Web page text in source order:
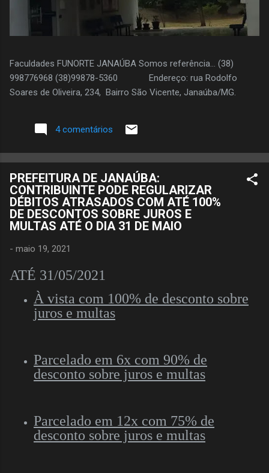
Faculdades FUNORTE JANAÚBA Somos referência... (38)
998776968 (38)99878-5360 Endereço: rua Rodolfo
Soares de Oliveira, 234, Bairro São Vicente, Janaúba/MG.
4 comentários
PREFEITURA DE JANAÚBA:
CONTRIBUINTE PODE REGULARIZAR
DÉBITOS ATRASADOS COM ATÉ 100%
DE DESCONTOS SOBRE JUROS E
MULTAS ATÉ O DIA 31 DE MAIO
- maio 19, 2021
ATÉ 31/05/2021
À vista com 100% de desconto sobre
juros e multas
Parcelado em 6x com 90% de
desconto sobre juros e multas
Parcelado em 12x com 75% de
desconto sobre juros e multas